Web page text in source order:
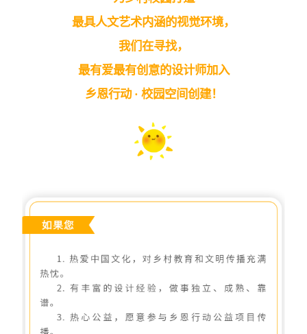
最具人文艺术内涵的视觉环境，
我们在寻找，
最有爱最有创意的设计师加入
乡恩行动 · 校园空间创建！